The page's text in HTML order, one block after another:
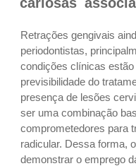
Retrações gengivais
periodontistas,
condições clínicas
previsibilidade do
presença de lesões
ser uma combinação
comprometedores para
radicular. Dessa forma,
demonstrar o emprego